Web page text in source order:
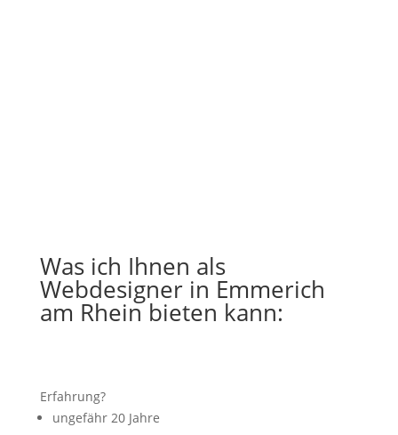
Was ich Ihnen als
Webdesigner in Emmerich
am Rhein bieten kann:
Erfahrung?
ungefähr 20 Jahre